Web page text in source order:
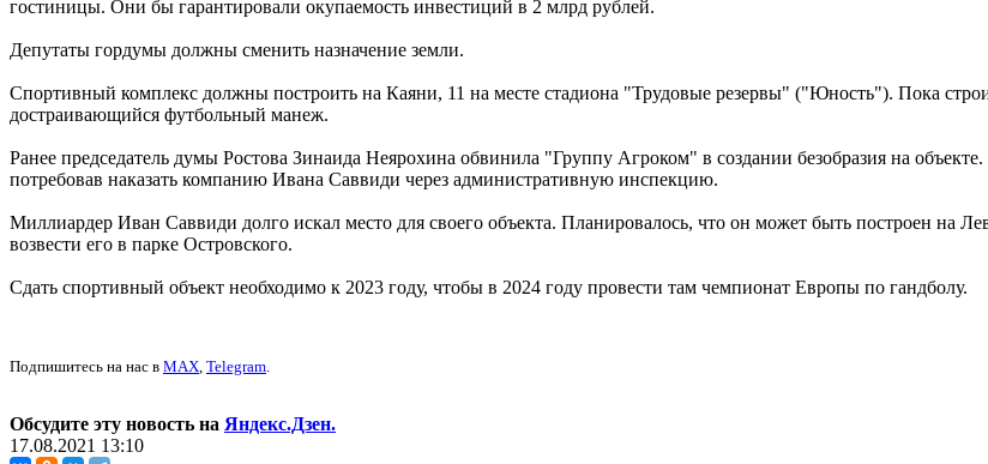
гостиницы. Они бы гарантировали окупаемость инвестиций в 2 млрд рублей.
Депутаты гордумы должны сменить назначение земли.
Спортивный комплекс должны построить на Каяни, 11 на месте стадиона "Трудовые резервы" ("Юность"). Пока
достраивающийся футбольный манеж.
Ранее председатель думы Ростова Зинаида Неярохина обвинила "Группу Агроком" в создании безобразия на
потребовав наказать компанию Ивана Саввиди через административную инспекцию.
Миллиардер Иван Саввиди долго искал место для своего объекта. Планировалось, что он может быть построен на
возвести его в парке Островского.
Сдать спортивный объект необходимо к 2023 году, чтобы в 2024 году провести там чемпионат Европы по гандболу.
Подпишитесь на нас в MAX, Telegram.
Обсудите эту новость на Яндекс.Дзен.
17.08.2021 13:10